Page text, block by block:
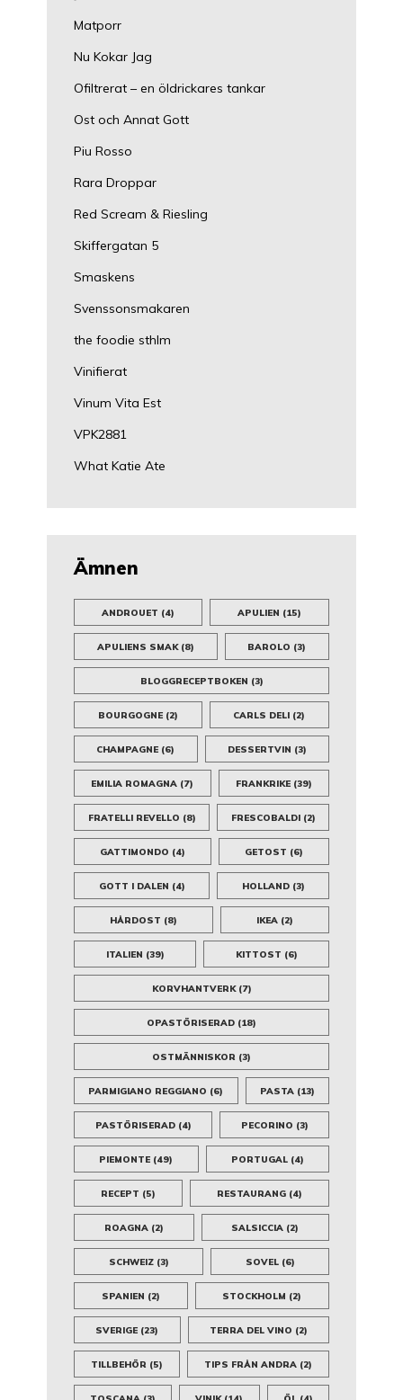
Matporr
Nu Kokar Jag
Ofiltrerat – en öldrickares tankar
Ost och Annat Gott
Piu Rosso
Rara Droppar
Red Scream & Riesling
Skiffergatan 5
Smaskens
Svenssonsmakaren
the foodie sthlm
Vinifierat
Vinum Vita Est
VPK2881
What Katie Ate
Ämnen
ANDROUET (4) APULIEN (15)
APULIENS SMAK(8) BAROLO (3)
BLOGGRECEPTBOKEN (3)
BOURGOGNE(2) CARLS DELI (2)
CHAMPAGNE (6) DESSERTVIN (3)
EMILIA ROMAGNA (7) FRANKRIKE(39)
FRATELLI REVELLO (8) FRESCOBALDI(2)
GATTIMONDO (4) GETOST (6)
GOTT I DALEN (4) HOLLAND(3)
HÅRDOST (8) IKEA (2)
ITALIEN (39) KITTOST (6)
KORVHANTVERK(7)
OPASTÖRISERAD (18)
OSTMÄNNISKOR (3)
PARMIGIANO REGGIANO (6) PASTA(13)
PASTÖRISERAD(4) PECORINO (3)
PIEMONTE (49) PORTUGAL(4)
RECEPT (5) RESTAURANG (4)
ROAGNA(2) SALSICCIA (2)
SCHWEIZ(3) SOVEL(6)
SPANIEN (2) STOCKHOLM (2)
SVERIGE (23) TERRA DEL VINO (2)
TILLBEHÖR (5) TIPS FRÅN ANDRA (2)